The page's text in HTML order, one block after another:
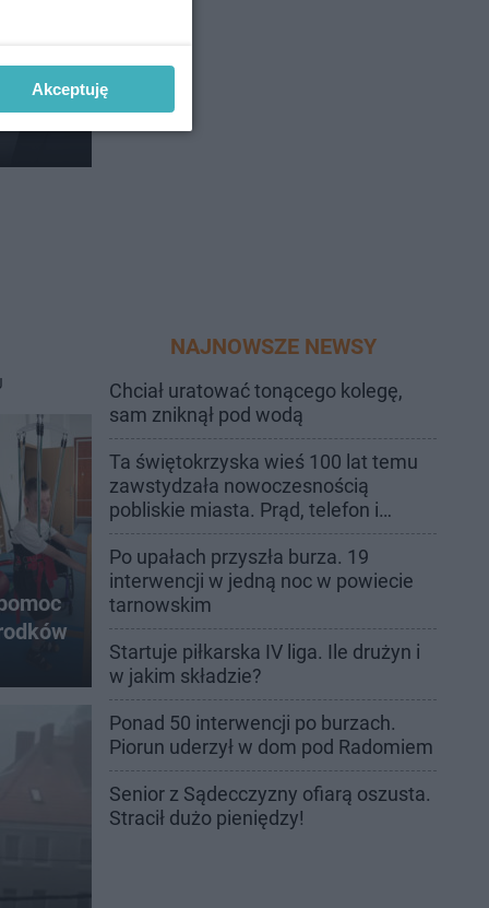
NAJNOWSZE NEWSY
Chciał uratować tonącego kolegę,
sam zniknął pod wodą
Ta świętokrzyska wieś 100 lat temu
zawstydzała nowoczesnością
pobliskie miasta. Prąd, telefon i
luksusowa auta
Po upałach przyszła burza. 19
interwencji w jedną noc w powiecie
tarnowskim
Startuje piłkarska IV liga. Ile drużyn i
w jakim składzie?
Ponad 50 interwencji po burzach.
Piorun uderzył w dom pod Radomiem
Senior z Sądecczyzny ofiarą oszusta.
Stracił dużo pieniędzy!
Akceptuję